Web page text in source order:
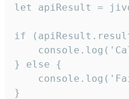
let apiResult =
if
} else {
}